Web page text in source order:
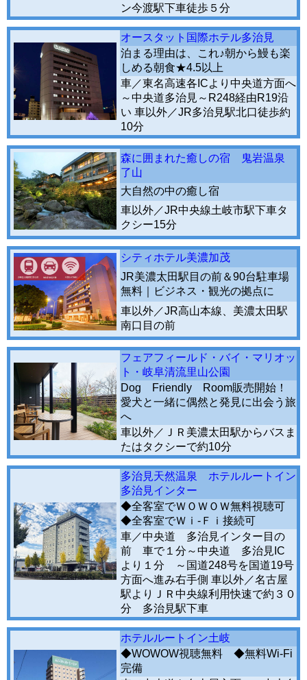
ン今渡駅下車徒歩５分
オースタット国際ホテル多治見
泊まる理由は、これ♪朝から鰻も楽
しめる朝食★4.5以上
車／東名高速各ICより中央道方面へ
～中央道多治見～R248経由R19沿
い 車以外／JR多治見駅北口徒歩約
10分
森に囲まれた癒しの宿 鬼岩温泉
了山
大自然の中の癒し宿
車以外／JR中央線土岐市駅下車タ
クシー15分
シティホテル美濃加茂
JR美濃太田駅目の前＆90台駐車場
無料｜ビジネス・観光の拠点に
車以外／JR高山本線、美濃太田駅
南口目の前
フェアフィールド・バイ・マリオッ
ト・岐阜清流里山公園
Dog Friendly Room販売開始！
愛犬と一緒に偶然と発見に出会う旅
へ
車以外／ＪＲ美濃太田駅からバスま
たはタクシーで約10分
多治見天然温泉 ホテルルートイン
多治見インター
◆全客室でＷＯＷＯＷ無料視聴可
◆全客室でＷｉ-Ｆｉ接続可
車／中央道 多治見インター目の
前 車で１分～中央道 多治見IC
より１分 ～国道248号を国道19号
方面へ進み右手側 車以外／名古屋
駅よりＪＲ中央線利用快速で約３０
分 多治見駅下車
ホテルルートイン土岐
◆WOWOW視聴無料 ◆無料Wi-Fi
完備